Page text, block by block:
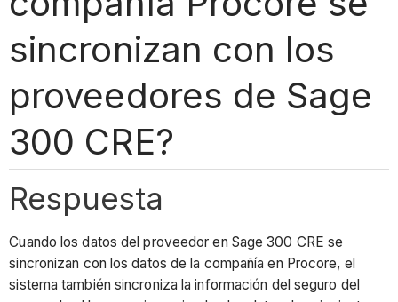
sincronizan con los
proveedores de Sage
300 CRE?
Respuesta
Cuando los datos del proveedor en Sage 300 CRE se
sincronizan con los datos de la compañía en Procore, el
sistema también sincroniza la información del seguro del